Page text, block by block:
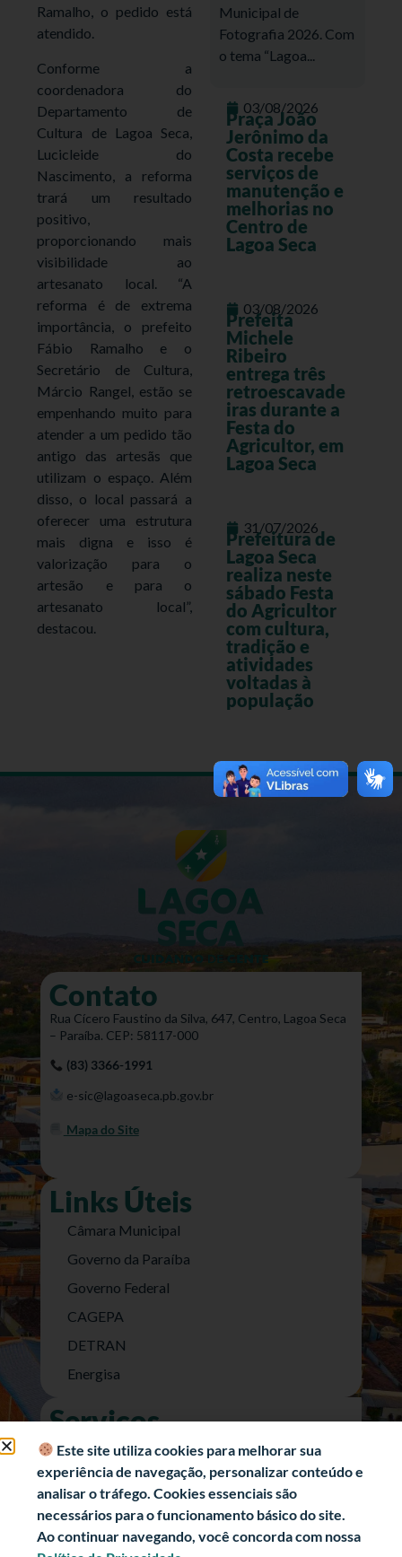
Ramalho, o pedido está
atendido.
Conforme a
coordenadora do
Departamento de
Cultura de Lagoa Seca,
Lucicleide do
Nascimento, a reforma
trará um resultado
positivo,
proporcionando mais
visibilidade ao
artesanato local. “A
reforma é de extrema
importância, o prefeito
Fábio Ramalho e o
Secretário de Cultura,
Márcio Rangel, estão se
empenhando muito para
atender a um pedido tão
antigo das artesãs que
utilizam o espaço. Além
disso, o local passará a
oferecer uma estrutura
mais digna e isso é
valorização para o
artesão e para o
artesanato local”,
destacou.
Municipal de
Fotografia 2026. Com
o tema “Lagoa...
03/08/2026
Praça João
Jerônimo da
Costa recebe
serviços de
manutenção e
melhorias no
Centro de
Lagoa Seca
03/08/2026
Prefeita
Michele
Ribeiro
entrega três
retroescavade
iras durante a
Festa do
Agricultor, em
Lagoa Seca
31/07/2026
Prefeitura de
Lagoa Seca
realiza neste
sábado Festa
do Agricultor
com cultura,
tradição e
atividades
voltadas à
população
Contato
Rua Cícero Faustino da Silva, 647, Centro, Lagoa Seca
– Paraíba. CEP: 58117-000
(83) 3366-1991
e-sic@lagoaseca.pb.gov.br
Mapa do Site
Links Úteis
Câmara Municipal
Governo da Paraíba
Governo Federal
CAGEPA
DETRAN
Energisa
Serviços
Nota Fiscal Eletrônica
e-SIC (Acesso a Informação)
Transparência Fiscal
História
Este site utiliza cookies para melhorar sua
experiência de navegação, personalizar conteúdo e
analisar o tráfego. Cookies essenciais são
necessários para o funcionamento básico do site.
Ao continuar navegando, você concorda com nossa